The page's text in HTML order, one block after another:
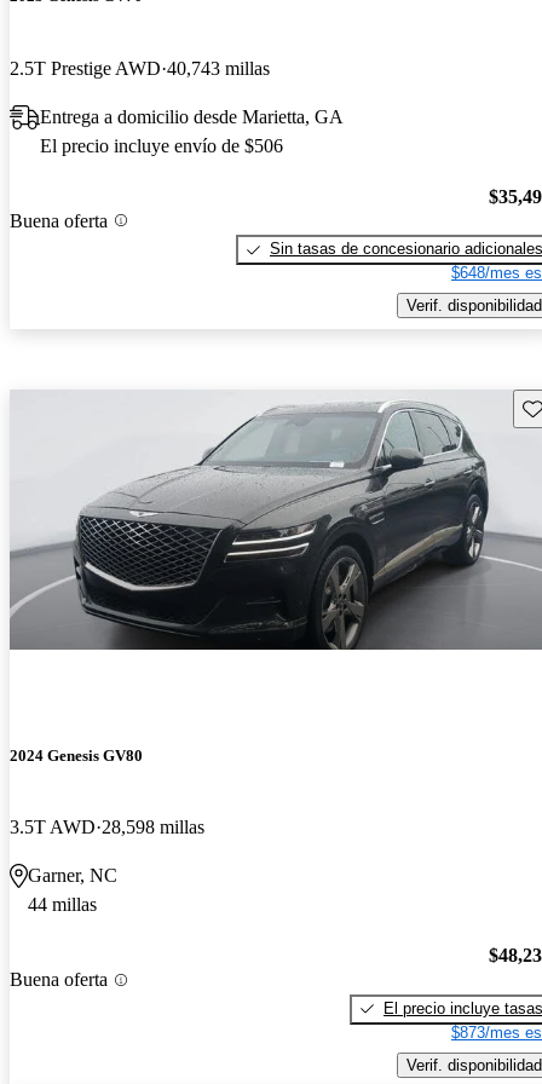
2.5T Prestige AWD 40,743 millas
Entrega a domicilio desde Marietta, GA
El precio incluye envío de $506
Buena oferta
Sin tasas de concesionario adicionales
$648/mes
Verif. disponibilidad
2024 Genesis GV80
3.5T AWD 28,598 millas
Garner, NC
44 millas
Buena oferta
El precio incluye tasas
$873/mes
Verif. disponibilidad